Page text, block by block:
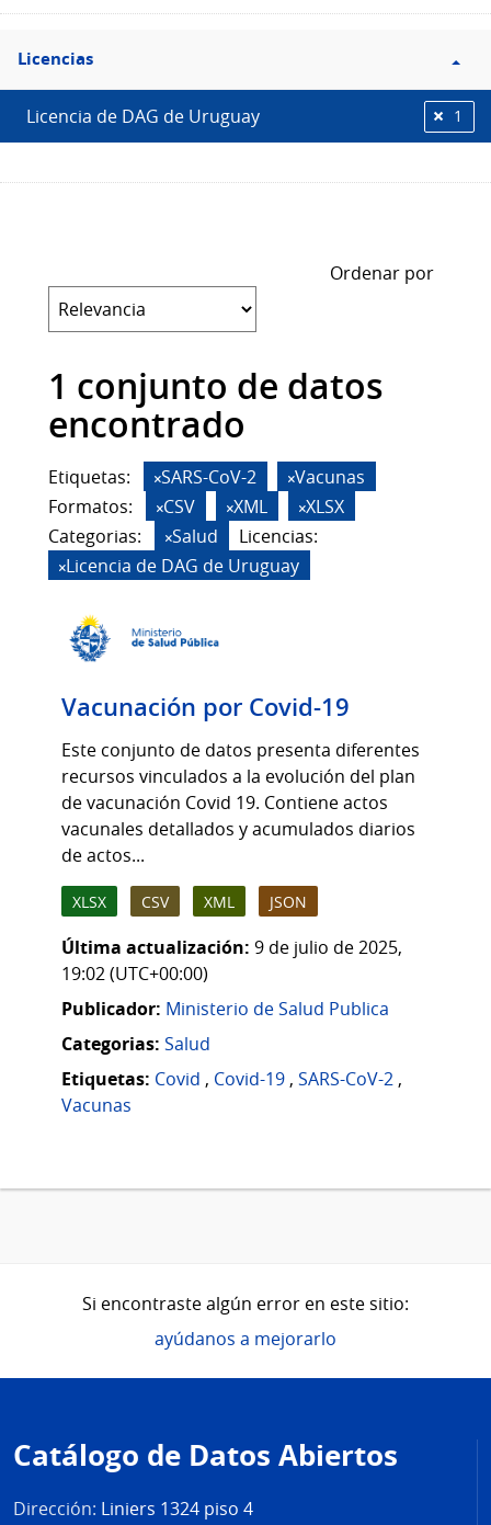
Filtro
Licencias
Licencias
Licencia de DAG de Uruguay 1
Ordenar por
1 conjunto de datos
encontrado
Etiquetas: SARS-CoV-2
Vacunas
Formatos:
CSV XML
XLSX
Categorias:
Salud
Licencias:
Licencia de DAG de Uruguay
Vacunación por Covid-19
Este conjunto de datos presenta diferentes
recursos vinculados a la evolución del plan
de vacunación Covid 19. Contiene actos
vacunales detallados y acumulados diarios
de actos...
XLSX CSV XML JSON
Última actualización: 9 de julio de 2025,
19:02 (UTC+00:00)
Publicador: Ministerio de Salud Publica
Categorias: Salud
Etiquetas: Covid , Covid-19 , SARS-CoV-2 ,
Vacunas
Si encontraste algún error en este sitio:
ayúdanos a mejorarlo
de
página
Catálogo de Datos Abiertos
Dirección: Liniers 1324 piso 4